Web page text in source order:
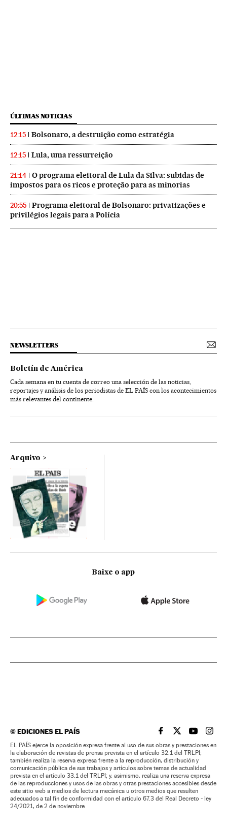
ÚLTIMAS NOTICIAS
12:15 Bolsonaro, a destruição como estratégia
12:15 Lula, uma ressurreição
21:14
O programa eleitoral de Lula da Silva: subidas de
impostos para os ricos e proteção para as minorias
20:55
Programa eleitoral de Bolsonaro: privatizações e
privilégios legais para a Polícia
NEWSLETTERS
Boletín de América
Cada semana en tu cuenta de correo una selección de las noticias,
reportajes y análisis de los periodistas de EL PAÍS con los acontecimientos
más relevantes del continente.
Arquivo
Baixe o app
©EDICIONES EL PAÍS EL PAÍS BRASIL EN
EL PAÍSEL PAÍS
EL
EL PAÍS ejerce la oposición expresa frente al uso de sus obras y prestaciones en
la elaboración de revistas de prensa prevista en el artículo 32.1 del TRLPI;
también realiza la reserva expresa frente a la reproducción, distribución y
comunicación pública de sus trabajos y artículos sobre temas de actualidad
prevista en el artículo 33.1 del TRLPI; y, asimismo, realiza una reserva expresa
de las reproducciones y usos de las obras y otras prestaciones accesibles desde
este sitio web a medios de lectura mecánica u otros medios que resulten
adecuados a tal fin de conformidad con el artículo 67.3 del Real Decreto - ley
24/2021, de 2 de noviembre